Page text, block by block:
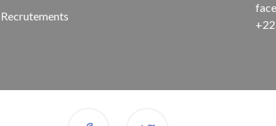
Recrutements